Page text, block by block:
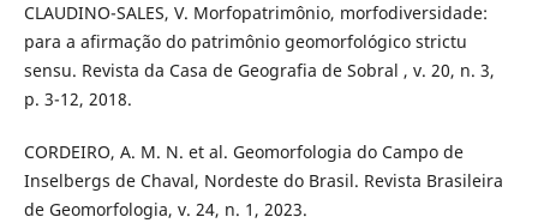
CLAUDINO-SALES, V. Morfopatrimônio, morfodiversidade:
para a afirmação do patrimônio geomorfológico strictu
sensu. Revista da Casa de Geografia de Sobral , v. 20, n. 3,
p. 3-12, 2018.
CORDEIRO, A. M. N. et al. Geomorfologia do Campo de
Inselbergs de Chaval, Nordeste do Brasil. Revista Brasileira
de Geomorfologia, v. 24, n. 1, 2023.